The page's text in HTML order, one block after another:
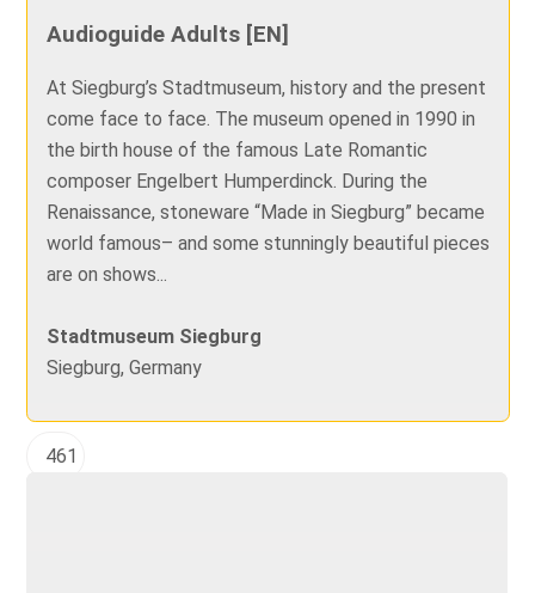
Audioguide Adults [EN]
At Siegburg’s Stadtmuseum, history and the present
come face to face. The museum opened in 1990 in
the birth house of the famous Late Romantic
composer Engelbert Humperdinck. During the
Renaissance, stoneware “Made in Siegburg” became
world famous– and some stunningly beautiful pieces
are on shows...
Stadtmuseum Siegburg
Siegburg, Germany
461